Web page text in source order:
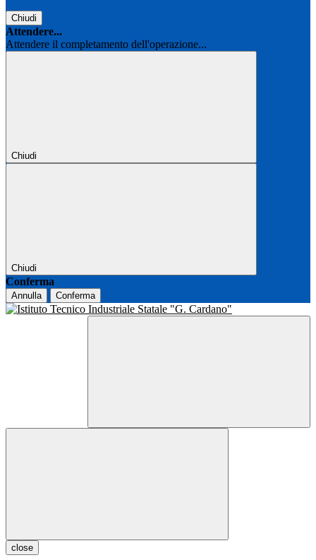
Chiudi
Attendere...
Attendere il completamento dell'operazione...
Chiudi
Chiudi
Conferma
Annulla Conferma
close